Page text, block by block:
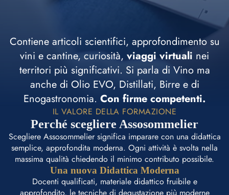
Contiene articoli scientifici, approfondimento su
vini e cantine, curiosità, viaggi virtuali nei
territori più significativi. Si parla di Vino ma
anche di Olio EVO, Distillati, Birre e di
Enogastronomia. Con firme competenti.
IL VALORE DELLA FORMAZIONE
Perché scegliere Assosommelier
Scegliere Assosommelier significa imparare con una didattica
semplice, approfondita moderna. Ogni attività è svolta nella
massima qualità chiedendo il minimo contributo possibile.
Una nuova Didattica Moderna
Docenti qualificati, materiale didattico fruibile e